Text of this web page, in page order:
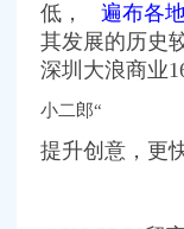
-重庆房天下
易新闻
低，
遍布各
其发展的历史
深圳大浪商业
小二郎“
提升创意，更